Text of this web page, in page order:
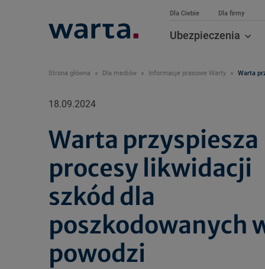
Dla Ciebie Dla firmy
Ubezpieczenia
Strona główna Dla mediów Informacje prasowe Warty Warta
18.09.2024
Warta przyspiesza
procesy likwidacji
szkód dla
poszkodowanych
powodzi